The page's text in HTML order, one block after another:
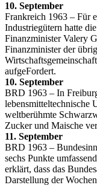
10. September
Frankreich 1963 – Für
Industriegütern hatte
Finanzminister Valery
Finanzminister der
aufgeFordert.
10. September
BRD 1963 – In
lebensmitteltechnische
weltberühmte
Zucker und Maische
11. September
BRD 1963 –
sechs Punkte
erklärt, dass das
Darstellung der